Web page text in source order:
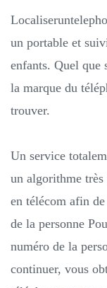
un portable et
enfants. Quel que
la marque du
trouver.
Un service
un algorithme très
en télécom afin
de la personne
numéro de la
continuer, vous